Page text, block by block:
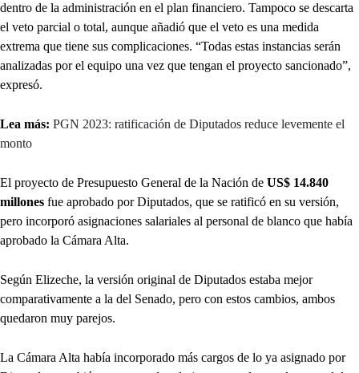
dentro de la administración en el plan financiero. Tampoco se descarta
el veto parcial o total, aunque añadió que el veto es una medida
extrema que tiene sus complicaciones. “Todas estas instancias serán
analizadas por el equipo una vez que tengan el proyecto sancionado”,
expresó.
Lea más: PGN 2023: ratificación de Diputados reduce levemente el
monto
El proyecto de Presupuesto General de la Nación de US$ 14.840
millones fue aprobado por Diputados, que se ratificó en su versión,
pero incorporó asignaciones salariales al personal de blanco que había
aprobado la Cámara Alta.
Según Elizeche, la versión original de Diputados estaba mejor
comparativamente a la del Senado, pero con estos cambios, ambos
quedaron muy parejos.
La Cámara Alta había incorporado más cargos de lo ya asignado por